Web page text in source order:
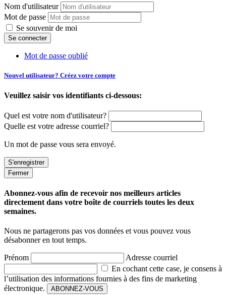
Nom d'utilisateur
Mot de passe
Se souvenir de moi
Mot de passe oublié
Nouvel utilisateur? Créez votre compte
Veuillez saisir vos identifiants ci-dessous:
Quel est votre nom d'utilisateur?
Quelle est votre adresse courriel?
Un mot de passe vous sera envoyé.
Fermer
Abonnez-vous afin de recevoir nos meilleurs articles
directement dans votre boîte de courriels toutes les deux
semaines.
Nous ne partagerons pas vos données et vous pouvez vous
désabonner en tout temps.
Prénom
Adresse courriel
En cochant cette case, je consens à
l’utilisation des informations fournies à des fins de marketing
électronique.
ABONNEZ-VOUS